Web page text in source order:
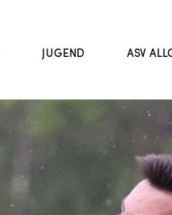
JUGEND ASV